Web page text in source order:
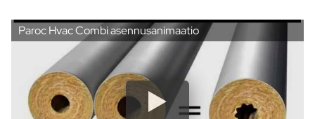
Paroc Hvac Combi asennusanimaatio